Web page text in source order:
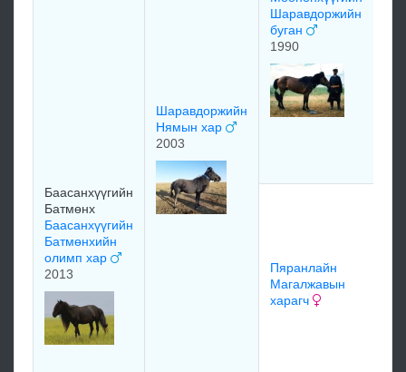
Баасанхүүгийн
Батмөнх
Баасанхүүгийн
Батмөнхийн
олимп хар
2013
Шаравдоржийн
Нямын хар
2003
Шаравдоржийн
буган
1990
Пяранлайн
Магалжавын
харагч